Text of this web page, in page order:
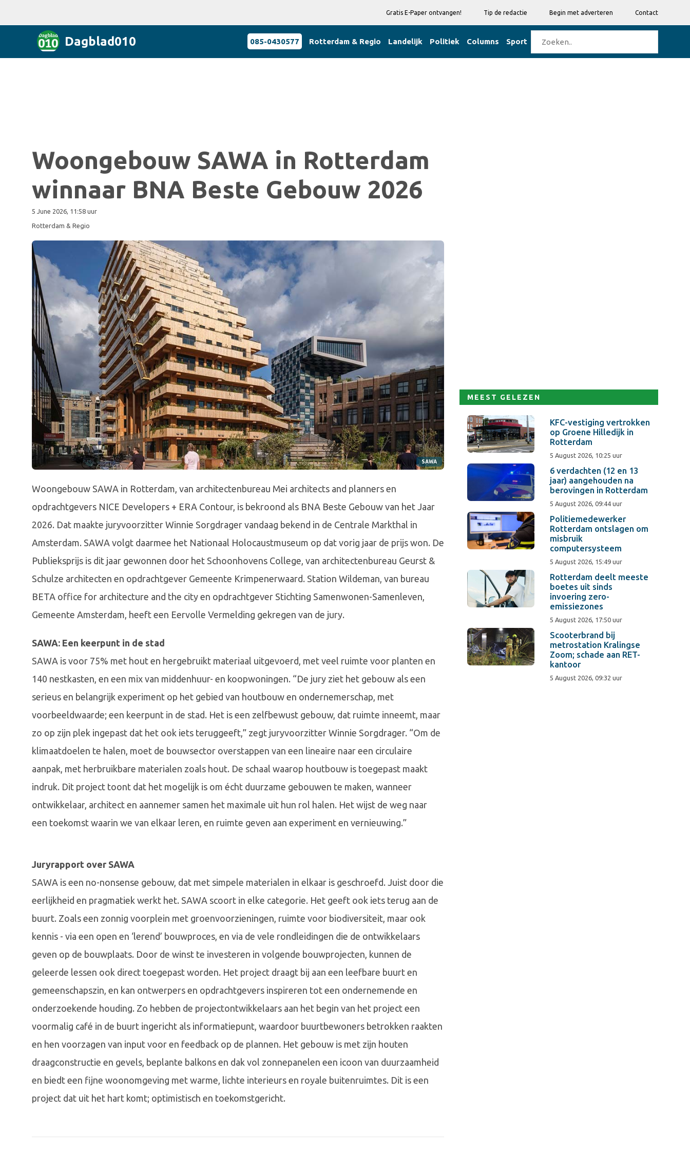
Gratis E-Paper ontvangen! Tip de redactie Begin met adverteren Contact
Dagblad010 085-0430577 Rotterdam & Regio Landelijk Politiek Columns Sport
Woongebouw SAWA in Rotterdam
winnaar BNA Beste Gebouw 2026
5 June 2026, 11:58 uur
Rotterdam & Regio
SAWA
Woongebouw SAWA in Rotterdam, van architectenbureau Mei architects and planners en
opdrachtgevers NICE Developers + ERA Contour, is bekroond als BNA Beste Gebouw van het Jaar
2026. Dat maakte juryvoorzitter Winnie Sorgdrager vandaag bekend in de Centrale Markthal in
Amsterdam. SAWA volgt daarmee het Nationaal Holocaustmuseum op dat vorig jaar de prijs won. De
Publieksprijs is dit jaar gewonnen door het Schoonhovens College, van architectenbureau Geurst &
Schulze architecten en opdrachtgever Gemeente Krimpenerwaard. Station Wildeman, van bureau
BETA office for architecture and the city en opdrachtgever Stichting Samenwonen-Samenleven,
Gemeente Amsterdam, heeft een Eervolle Vermelding gekregen van de jury.
SAWA: Een keerpunt in de stad
SAWA is voor 75% met hout en hergebruikt materiaal uitgevoerd, met veel ruimte voor planten en
140 nestkasten, en een mix van middenhuur- en koopwoningen. “De jury ziet het gebouw als een
serieus en belangrijk experiment op het gebied van houtbouw en ondernemerschap, met
voorbeeldwaarde; een keerpunt in de stad. Het is een zelfbewust gebouw, dat ruimte inneemt, maar
zo op zijn plek ingepast dat het ook iets teruggeeft,” zegt juryvoorzitter Winnie Sorgdrager. “Om de
klimaatdoelen te halen, moet de bouwsector overstappen van een lineaire naar een circulaire
aanpak, met herbruikbare materialen zoals hout. De schaal waarop houtbouw is toegepast maakt
indruk. Dit project toont dat het mogelijk is om écht duurzame gebouwen te maken, wanneer
ontwikkelaar, architect en aannemer samen het maximale uit hun rol halen. Het wijst de weg naar
een toekomst waarin we van elkaar leren, en ruimte geven aan experiment en vernieuwing.”
Juryrapport over SAWA
SAWA is een no-nonsense gebouw, dat met simpele materialen in elkaar is geschroefd. Juist door die
eerlijkheid en pragmatiek werkt het. SAWA scoort in elke categorie. Het geeft ook iets terug aan de
buurt. Zoals een zonnig voorplein met groenvoorzieningen, ruimte voor biodiversiteit, maar ook
kennis - via een open en ‘lerend’ bouwproces, en via de vele rondleidingen die de ontwikkelaars
geven op de bouwplaats. Door de winst te investeren in volgende bouwprojecten, kunnen de
geleerde lessen ook direct toegepast worden. Het project draagt bij aan een leefbare buurt en
gemeenschapszin, en kan ontwerpers en opdrachtgevers inspireren tot een ondernemende en
onderzoekende houding. Zo hebben de projectontwikkelaars aan het begin van het project een
voormalig café in de buurt ingericht als informatiepunt, waardoor buurtbewoners betrokken raakten
en hen voorzagen van input voor en feedback op de plannen. Het gebouw is met zijn houten
draagconstructie en gevels, beplante balkons en dak vol zonnepanelen een icoon van duurzaamheid
en biedt een fijne woonomgeving met warme, lichte interieurs en royale buitenruimtes. Dit is een
project dat uit het hart komt; optimistisch en toekomstgericht.
MEEST GELEZEN
KFC-vestiging vertrokken
op Groene Hilledijk in
Rotterdam
5 August 2026, 10:25 uur
6 verdachten (12 en 13
jaar) aangehouden na
berovingen in Rotterdam
5 August 2026, 09:44 uur
Politiemedewerker
Rotterdam ontslagen om
misbruik
computersysteem
5 August 2026, 15:49 uur
Rotterdam deelt meeste
boetes uit sinds
invoering zero-
emissiezones
5 August 2026, 17:50 uur
Scooterbrand bij
metrostation Kralingse
Zoom; schade aan RET-
kantoor
5 August 2026, 09:32 uur